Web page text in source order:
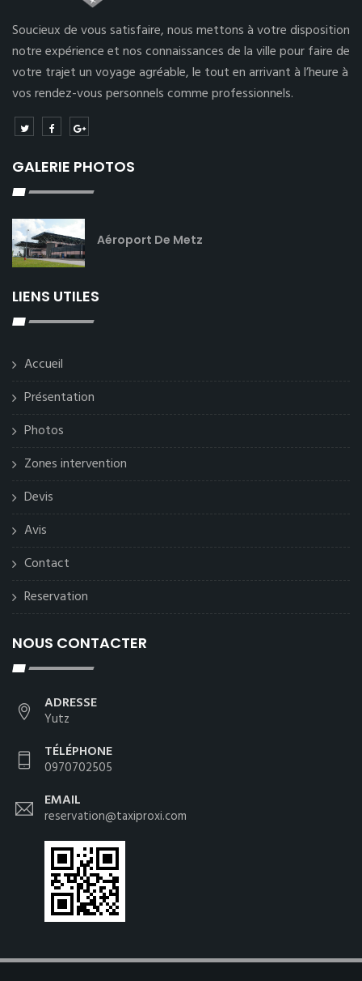
Soucieux de vous satisfaire, nous mettons à votre disposition
notre expérience et nos connaissances de la ville pour faire de
votre trajet un voyage agréable, le tout en arrivant à l’heure à
vos rendez-vous personnels comme professionnels.
GALERIE PHOTOS
Aéroport De Metz
LIENS UTILES
Accueil
Présentation
Photos
Zones intervention
Devis
Avis
Contact
Reservation
NOUS CONTACTER
ADRESSE
Yutz
TÉLÉPHONE
0970702505
EMAIL
reservation@taxiproxi.com